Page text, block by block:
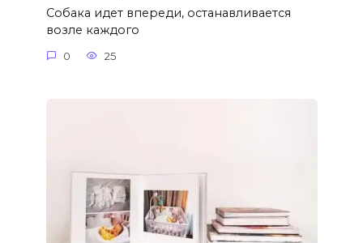
Собака идет впереди, останавливается
возле каждого
0 25